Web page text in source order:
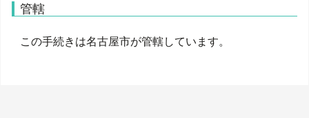
管轄
この手続きは名古屋市が管轄しています。